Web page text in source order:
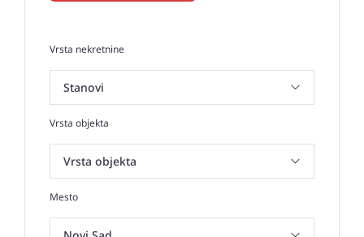
Vrsta nekretnine
Vrsta objekta
Mesto